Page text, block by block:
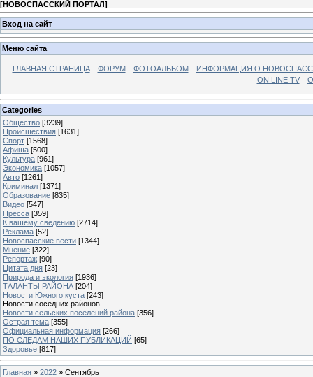
[НОВОСПАССКИЙ ПОРТАЛ]
Вход на сайт
Меню сайта
ГЛАВНАЯ СТРАНИЦА ФОРУМ ФОТОАЛЬБОМ
ИНФОРМАЦИЯ О
ON LINE TV
Categories
Общество [3239]
Происшествия [1631]
Спорт [1568]
Афиша [500]
Культура [961]
Экономика [1057]
Авто [1261]
Криминал [1371]
Образование [835]
Видео [547]
Пресса [359]
К вашему сведению [2714]
Реклама [52]
Новоспасские вести [1344]
Мнение [322]
Репортаж [90]
Цитата дня [23]
Природа и экология [1936]
ТАЛАНТЫ РАЙОНА [204]
Новости Южного куста [243]
Новости соседних районов
Новости сельских поселений района [356]
Острая тема [355]
Официальная информация [266]
ПО СЛЕДАМ НАШИХ ПУБЛИКАЦИЙ [65]
Здоровье [817]
Главная » 2022 » Сентябрь